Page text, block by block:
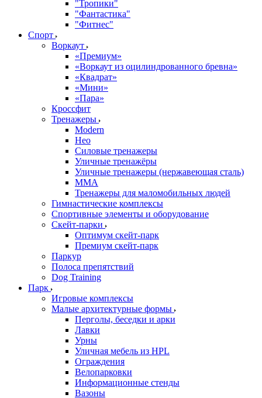
"Тропики"
"Фантастика"
"Фитнес"
Спорт
Воркаут
«Премиум»
«Воркаут из оцилиндрованного бревна»
«Квадрат»
«Мини»
«Пара»
Кроссфит
Тренажеры
Modern
Нео
Силовые тренажеры
Уличные тренажёры
Уличные тренажеры (нержавеющая сталь)
ММА
Тренажеры для маломобильных людей
Гимнастические комплексы
Спортивные элементы и оборудование
Скейт-парки
Оптимум скейт-парк
Премиум скейт-парк
Паркур
Полоса препятствий
Dog Training
Парк
Игровые комплексы
Малые архитектурные формы
Перголы, беседки и арки
Лавки
Урны
Уличная мебель из HPL
Ограждения
Велопарковки
Информационные стенды
Вазоны